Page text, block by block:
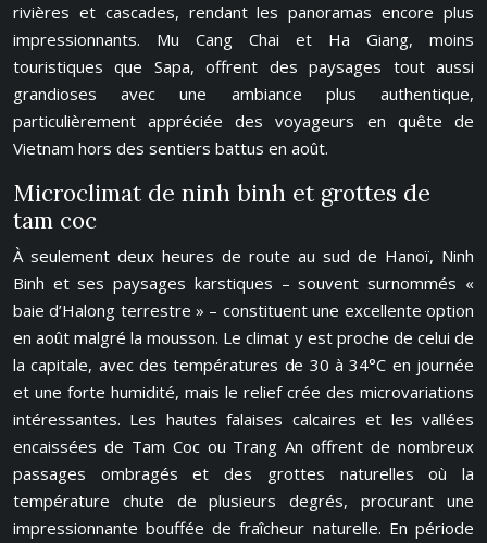
rivières et cascades, rendant les panoramas encore plus
impressionnants. Mu Cang Chai et Ha Giang, moins
touristiques que Sapa, offrent des paysages tout aussi
grandioses avec une ambiance plus authentique,
particulièrement appréciée des voyageurs en quête de
Vietnam hors des sentiers battus en août.
Microclimat de ninh binh et grottes de
tam coc
À seulement deux heures de route au sud de Hanoï, Ninh
Binh et ses paysages karstiques – souvent surnommés «
baie d’Halong terrestre » – constituent une excellente option
en août malgré la mousson. Le climat y est proche de celui de
la capitale, avec des températures de 30 à 34°C en journée
et une forte humidité, mais le relief crée des microvariations
intéressantes. Les hautes falaises calcaires et les vallées
encaissées de Tam Coc ou Trang An offrent de nombreux
passages ombragés et des grottes naturelles où la
température chute de plusieurs degrés, procurant une
impressionnante bouffée de fraîcheur naturelle. En période